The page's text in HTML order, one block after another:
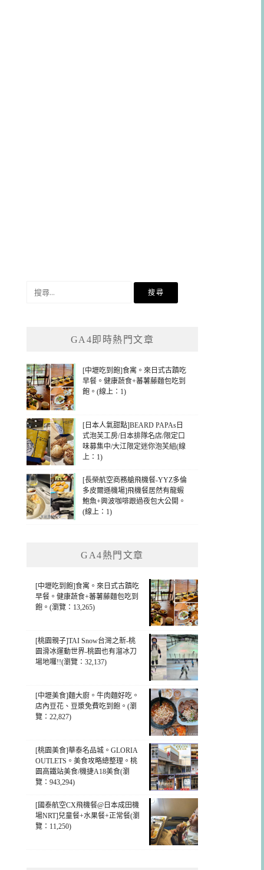
GA4即時熱門文章
[中壢吃到飽]食寓。來日式古蹟吃
早餐。健康蔬食+蕃薯藤麵包吃到
飽。(線上：1)
[日本人氣甜點]BEARD PAPAs日
式泡芙工房/日本排隊名店/限定口
味募集中/大江限定迷你泡芙組(線
上：1)
[長榮航空商務艙飛機餐-YYZ多倫
多皮爾遜機場]飛機餐居然有龍蝦
鮑魚+興波咖啡跟過夜包大公開。
(線上：1)
GA4熱門文章
[中壢吃到飽]食寓。來日式古蹟吃
早餐。健康蔬食+蕃薯藤麵包吃到
飽。(瀏覽：13,265)
[桃園親子]TAI Snow台灣之新-桃
園滑冰運動世界-桃園也有溜冰刀
場地囉!!(瀏覽：32,137)
[中壢美食]麵大廚。牛肉麵好吃。
店內豆花、豆漿免費吃到飽。(瀏
覽：22,827)
[桃園美食]華泰名品城。GLORIA
OUTLETS。美食攻略總整理。桃
園高鐵站美食/機捷A18美食(瀏
覽：943,294)
[國泰航空CX飛機餐@日本成田機
場NRT]兒童餐+水果餐+正常餐(瀏
覽：11,250)